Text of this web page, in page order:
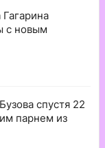
с новым
спустя 22
парнем из